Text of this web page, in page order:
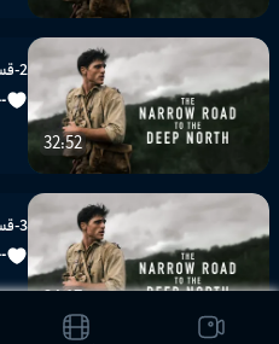
32:52
2-قسمت ۲
34:17
3-قسمت ۳